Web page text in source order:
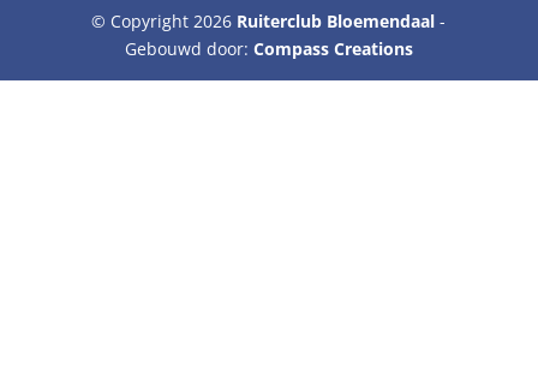
© Copyright 2026 Ruiterclub Bloemendaal -
Gebouwd door: Compass Creations